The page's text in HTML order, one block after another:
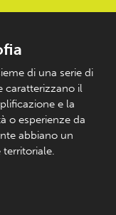
di una serie di
caratterizzano il
e la
o esperienze da
abbiano un